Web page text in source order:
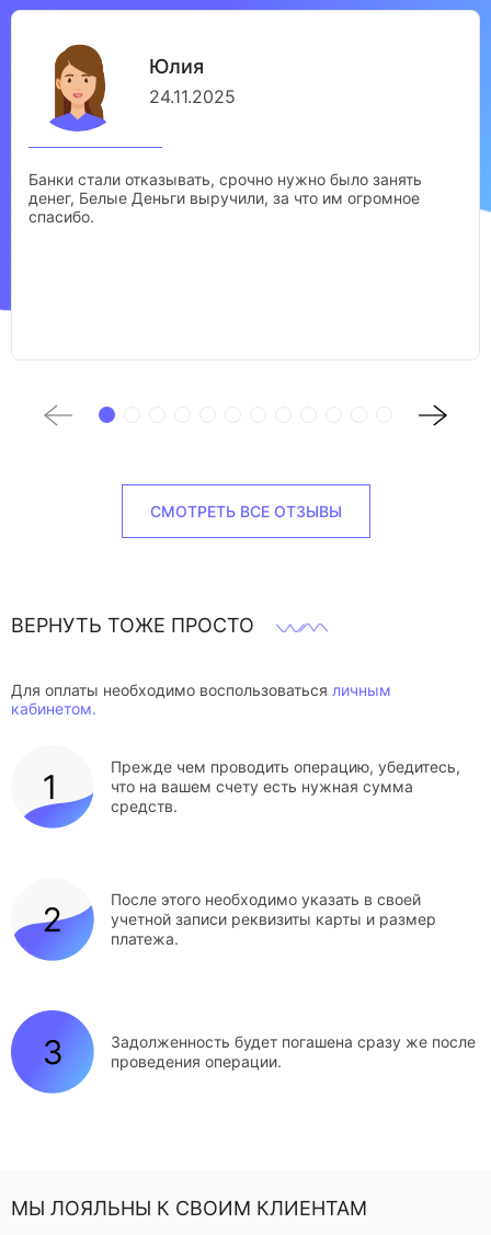
Юлия
24.11.2025
Банки стали отказывать, срочно нужно было занять
денег, Белые Деньги выручили, за что им огромное
спасибо.
СМОТРЕТЬ ВСЕ ОТЗЫВЫ
ВЕРНУТЬ ТОЖЕ ПРОСТО
Для оплаты необходимо воспользоваться личным
кабинетом.
Прежде чем проводить операцию, убедитесь,
что на вашем счету есть нужная сумма
средств.
После этого необходимо указать в своей
учетной записи реквизиты карты и размер
платежа.
Задолженность будет погашена сразу же после
проведения операции.
МЫ ЛОЯЛЬНЫ К СВОИМ КЛИЕНТАМ